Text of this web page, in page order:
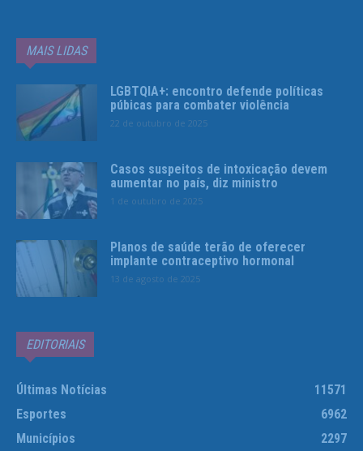
MAIS LIDAS
LGBTQIA+: encontro defende políticas
púbicas para combater violência
22 de outubro de 2025
Casos suspeitos de intoxicação devem
aumentar no país, diz ministro
1 de outubro de 2025
Planos de saúde terão de oferecer
implante contraceptivo hormonal
13 de agosto de 2025
EDITORIAIS
Últimas Notícias
11571
Esportes
6962
Municípios
2297